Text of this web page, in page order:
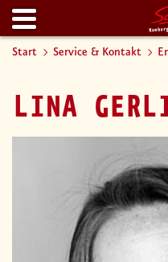
Start Service & Kontakt
LINA